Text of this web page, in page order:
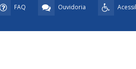
Ouvidoria
FAQ